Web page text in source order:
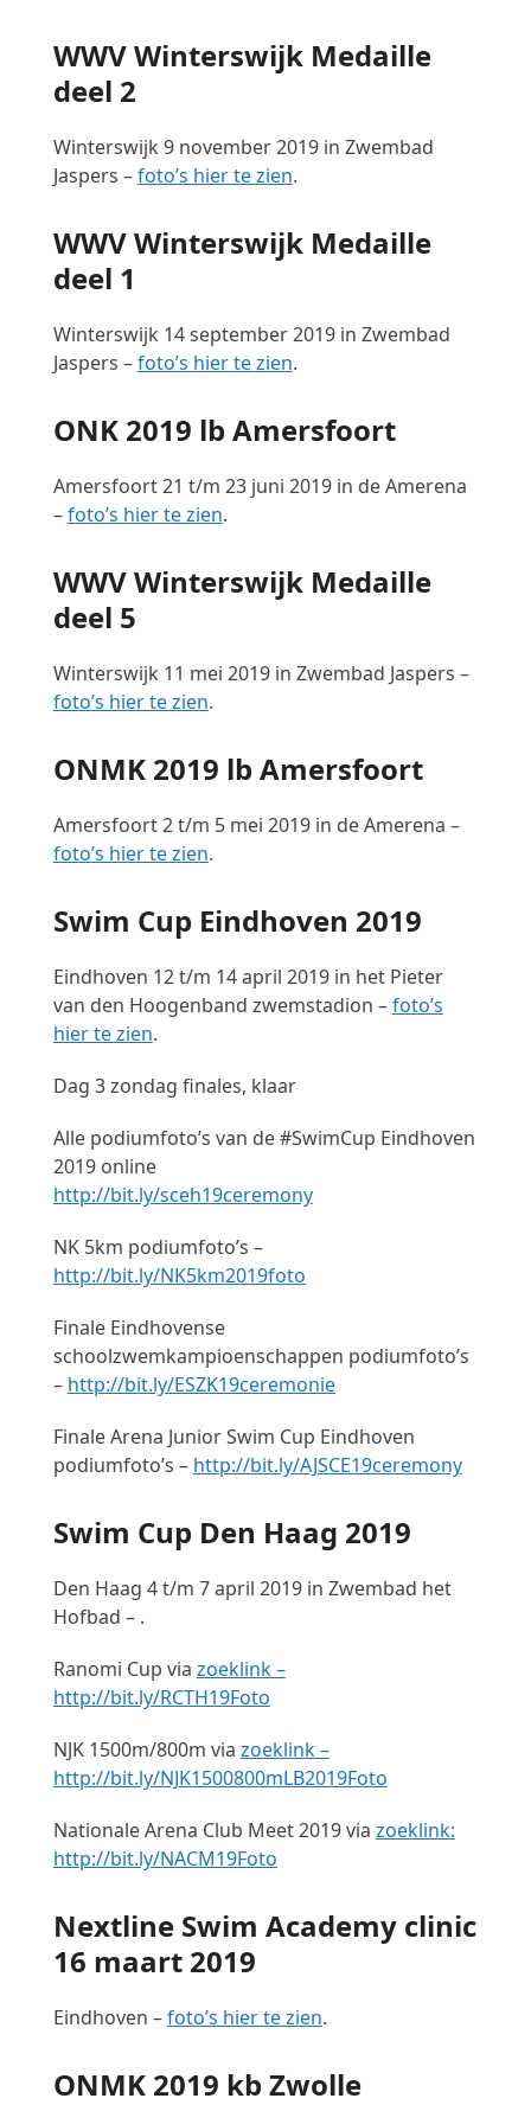
WWV Winterswijk Medaille
deel 2
Winterswijk 9 november 2019 in Zwembad
Jaspers –foto’s hier te zien.
WWV Winterswijk Medaille
deel 1
Winterswijk 14 september 2019 in Zwembad
Jaspers –foto’s hier te zien.
ONK 2019 lb Amersfoort
Amersfoort 21 t/m 23 juni 2019 in de Amerena
–foto’s hier te zien.
WWV Winterswijk Medaille
deel 5
Winterswijk 11 mei 2019 in Zwembad Jaspers –
foto’s hier te zien.
ONMK 2019 lb Amersfoort
Amersfoort 2 t/m 5 mei 2019 in de Amerena –
foto’s hier te zien.
Swim Cup Eindhoven 2019
Eindhoven 12 t/m 14 april 2019 in het Pieter
van den Hoogenband zwemstadion –foto’s
hier te zien.
Dag 3 zondag finales, klaar
Alle podiumfoto’s van de #SwimCup Eindhoven
2019 online
http://bit.ly/sceh19ceremony
NK 5km podiumfoto’s –
http://bit.ly/NK5km2019foto
Finale Eindhovense
schoolzwemkampioenschappen podiumfoto’s
– http://bit.ly/ESZK19ceremonie
Finale Arena Junior Swim Cup Eindhoven
podiumfoto’s – http://bit.ly/AJSCE19ceremony
Swim Cup Den Haag 2019
Den Haag 4 t/m 7 april 2019 in Zwembad het
Hofbad – .
Ranomi Cup via zoeklink –
http://bit.ly/RCTH19Foto
NJK 1500m/800m via zoeklink –
http://bit.ly/NJK1500800mLB2019Foto
Nationale Arena Club Meet 2019 via zoeklink:
http://bit.ly/NACM19Foto
Nextline Swim Academy clinic
16 maart 2019
Eindhoven –foto’s hier te zien.
ONMK 2019 kb Zwolle